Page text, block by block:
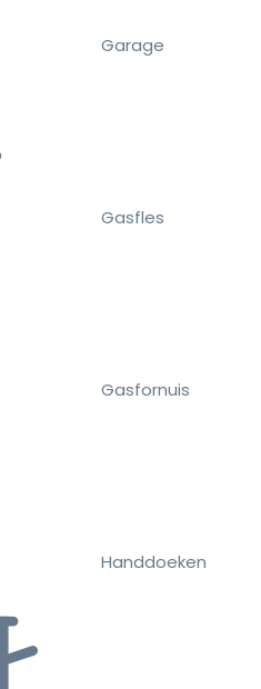
Garage
Gasfles
Gasfornuis
Handdoeken